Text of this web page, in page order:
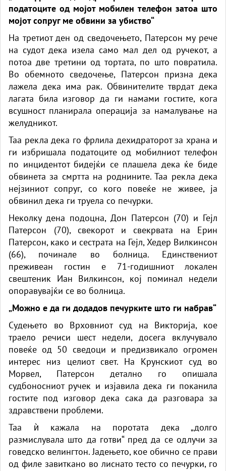
податоците од мојот мобилен телефон затоа што
мојот сопруг ме обвини за убиство“
На третиот ден од сведочењето, Патерсон му рече
на судот дека изела само мал дел од ручекот, а
потоа две третини од тортата, по што повратила.
Во обемното сведочење, Патерсон призна дека
лажела дека има рак. Обвинителите тврдат дека
лагата била изговор да ги намами гостите, кога
всушност планирала операција за намалување на
желудникот.
Таа рекла дека го фрлила дехидраторот за храна и
ги избришала податоците од мобилниот телефон
по инцидентот бидејќи се плашела дека ќе биде
обвинета за смртта на роднините. Таа рекла дека
нејзиниот сопруг, со кого повеќе не живее, ја
обвинил дека ги труела со печурки.
Неколку дена подоцна, Дон Патерсон (70) и Гејл
Патерсон (70), свекорот и свекрвата на Ерин
Патерсон, како и сестрата на Гејл, Хедер Вилкинсон
(66), починале во болница. Единствениот
преживеан гостин е 71-годишниот локален
свештеник Иан Вилкинсон, кој поминал недели
опоравувајќи се во болница.
„Можно е да ги додадов печурките што ги набрав“
Судењето во Врховниот суд на Викторија, кое
траело речиси шест недели, досега вклучувало
повеќе од 50 сведоци и предизвикало огромен
интерес низ целиот свет. На Крунскиот суд во
Морвел, Патерсон детално го опишала
судбоносниот ручек и изјавила дека ги поканила
гостите под изговор дека сака да разговара за
здравствени проблеми.
Таа ѝ кажала на поротата дека „долго
размислувала што да готви“ пред да се одлучи за
говедско велингтон. Јадењето, кое обично се прави
од филе завиткано во лиснато тесто со печурки, го